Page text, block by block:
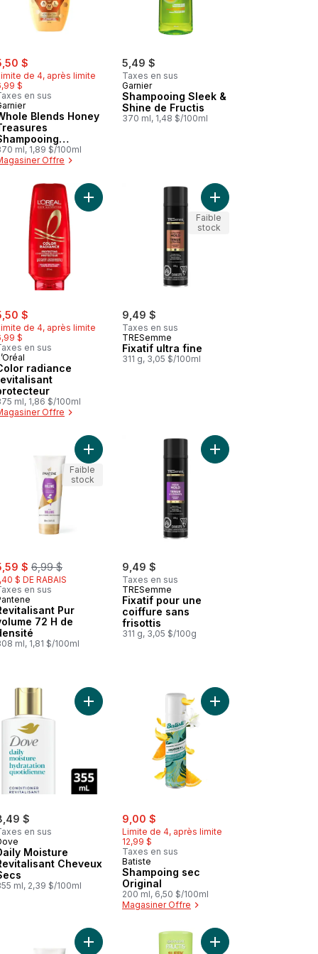
$
de 4, après limite
$
en sus
Blends Honey
pour
Abîmés et
ml, 1,89 $/100ml
Offre
5,49 $
Taxes en sus
Garnier
Shampooing Sleek &
Shine de Fructis
370 ml, 1,48 $/100ml
pointes fourchues au panier
$
de 4, après limite
$
en sus
radiance
ml, 1,86 $/100ml
Offre
Ajouter Color radiance revitalisant protecteur au
9,49 $
Taxes en sus
TRESemme
Fixatif ultra fine
311 g, 3,05 $/100ml
Ajouter Fixatif ultra
Faible
stock
pointes fourchues au panier
volumisant et gel douche Body Envy au panier
$ , formerly:
6,99 $
$ DE RABAIS
en sus
Pur
72 H de
ml, 1,81 $/100ml
Ajouter Revitalisant Pur volume 72 H de densité
Faible
stock
9,49 $
Taxes en sus
TRESemme
Fixatif pour une
coiffure sans
frisottis
311 g, 3,05 $/100g
H de douceur au panier
et gel douche Hello Hydration, hydratation en
$
en sus
Moisture
Cheveux
ml, 2,39 $/100ml
Ajouter Daily Moisture Revitalisant Cheveux
sale:
9,00 $
Limite de 4, après limite
12,99 $
Taxes en sus
Batiste
Shampoing sec
Original
200 ml, 6,50 $/100ml
Magasiner Offre
Ajouter Shampoing
1 Pomme verte au panier
PRO-V Classic Clean au panier
Ajouter Revitalisant PRO-V Smooth & Sleek au
Ajouter Sleek &